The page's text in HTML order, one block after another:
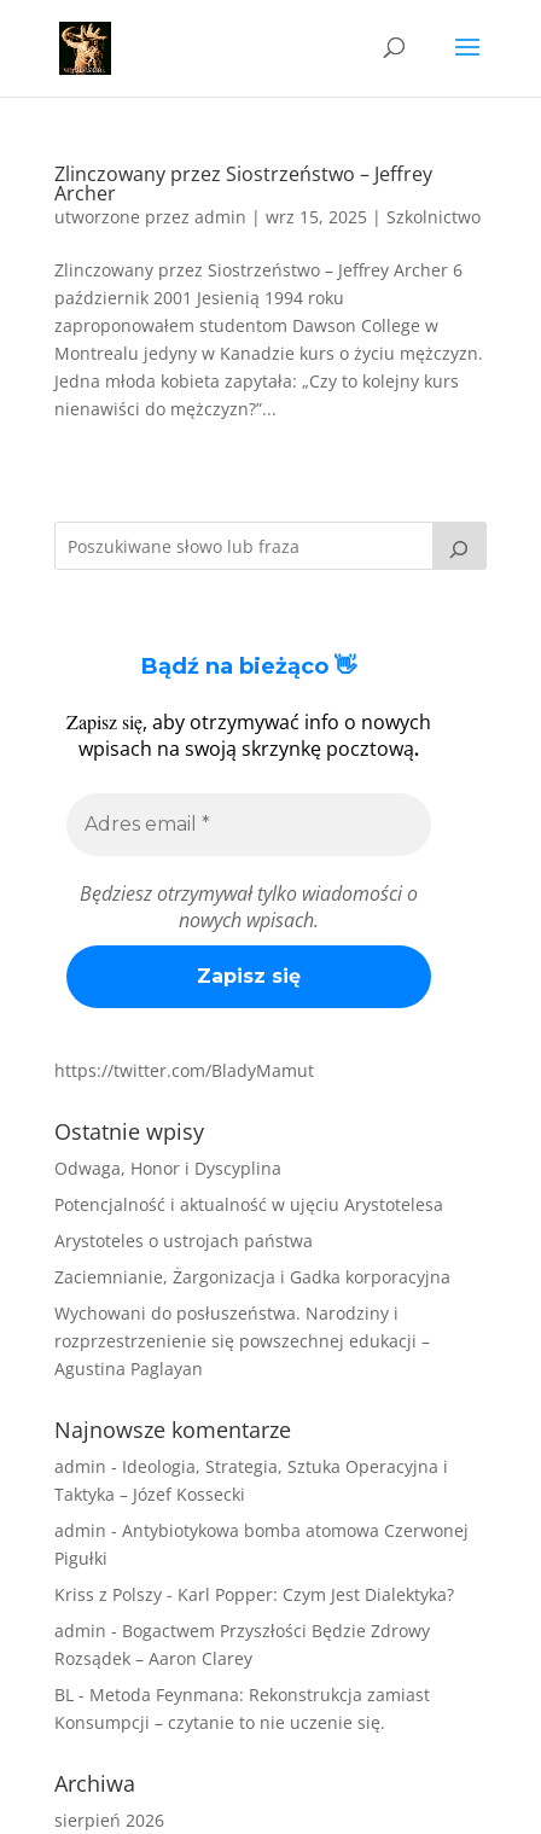
Zlinczowany przez Siostrzeństwo – Jeffrey
Archer
utworzone przez admin | wrz 15, 2025| Szkolnictwo
Zlinczowany przez Siostrzeństwo – Jeffrey Archer 6
październik 2001 Jesienią 1994 roku
zaproponowałem studentom Dawson College w
Montrealu jedyny w Kanadzie kurs o życiu mężczyzn.
Jedna młoda kobieta zapytała: „Czy to kolejny kurs
nienawiści do mężczyzn?”...
Bądź na bieżąco 👋
Zapisz się, aby otrzymywać info o nowych
wpisach na swoją skrzynkę pocztową.
Będziesz otrzymywał tylko wiadomości o
nowych wpisach.
https://twitter.com/BladyMamut
Ostatnie wpisy
Odwaga, Honor i Dyscyplina
Potencjalność i aktualność w ujęciu Arystotelesa
Arystoteles o ustrojach państwa
Zaciemnianie, Żargonizacja i Gadka korporacyjna
Wychowani do posłuszeństwa. Narodziny i
rozprzestrzenienie się powszechnej edukacji –
Agustina Paglayan
Najnowsze komentarze
admin - Ideologia, Strategia, Sztuka Operacyjna i
Taktyka – Józef Kossecki
admin - Antybiotykowa bomba atomowa Czerwonej
Pigułki
Kriss z Polszy- Karl Popper: Czym Jest Dialektyka?
admin - Bogactwem Przyszłości Będzie Zdrowy
Rozsądek – Aaron Clarey
BL- Metoda Feynmana: Rekonstrukcja zamiast
Konsumpcji – czytanie to nie uczenie się.
Archiwa
sierpień 2026